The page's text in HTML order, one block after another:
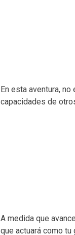
En esta aventura,
capacidades de
A medida que
que actuará como